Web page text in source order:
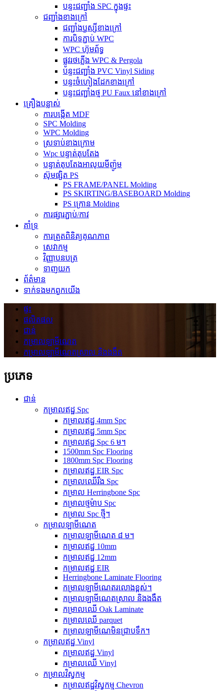
បន្ទះជញ្ជាំង SPC ក្នុងផ្ទះ
ជញ្ជាំងខាងក្រៅ
ជញ្ជាំងឫស្សីខាងក្រៅ
ការបិទភ្ជាប់ WPC
WPC ហ៊ុមព័ទ្ធ
ផ្លូវរថភ្លើង WPC & Pergola
បន្ទះជញ្ជាំង PVC Vinyl Siding
បន្ទះចំហៀងដែកខាងក្រៅ
បន្ទះជញ្ជាំងថ្ម PU Faux នៅខាងក្រៅ
គ្រឿងបន្លាស់
ការបង្កើត MDF
SPC Molding
WPC Molding
ស្រទាប់ខាងក្រោម
Wpc បន្ទាត់តុបតែង
បន្ទាត់តុបតែងអាលុយមីញ៉ូម
ស៊ុមផ្សិត PS
PS FRAME/PANEL Molding
PS SKIRTING/BASEBOARD Molding
PS ក្រោន Molding
ការផ្សារភ្ជាប់/កាវ
គាំទ្រ
ការត្រួតពិនិត្យគុណភាព
សេវាកម្ម
វិញ្ញាបនបត្រ
ទាញយក
ព័ត៌មាន
ទាក់ទង​មក​ពួក​យើង
ផ្ទះ
ផលិតផល
ជាន់
កម្រាលឡាមីណេត
កម្រាលឡាមីណេតស្រាល និងងងឹត
ប្រភេទ
ជាន់
កម្រាលឥដ្ឋ Spc
កម្រាលឥដ្ឋ 4mm Spc
កម្រាលឥដ្ឋ 5mm Spc
កម្រាលឥដ្ឋ Spc 6 ម។
1500mm Spc Flooring
1800mm Spc Flooring
កម្រាលឥដ្ឋ EIR Spc
កម្រាលឈើរឹង Spc
កម្រាល Herringbone Spc
កម្រាលថ្មម៉ាប Spc
កម្រាល Spc ថ្មី។
កម្រាលឡាមីណេត
កម្រាលឡាមីណេត ៨ ម។
កម្រាលឥដ្ឋ 10mm
កម្រាលឥដ្ឋ 12mm
កម្រាលឥដ្ឋ EIR
Herringbone Laminate Flooring
កម្រាលឡាមីណេតរលោងខ្ពស់។
កម្រាលឡាមីណេតស្រាល និងងងឹត
កម្រាលឈើ Oak Laminate
កម្រាលឈើ parquet
កម្រាលឡាមីណេមិនជ្រាបទឹក។
កម្រាលឥដ្ឋ Vinyl
កម្រាលឥដ្ឋ Vinyl
កម្រាលឈើ Vinyl
កម្រាលវិស្វកម្ម
កម្រាលឥដ្ឋវិស្វកម្ម Chevron